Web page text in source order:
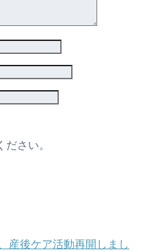
ださい。
産後ケア活動再開しまし